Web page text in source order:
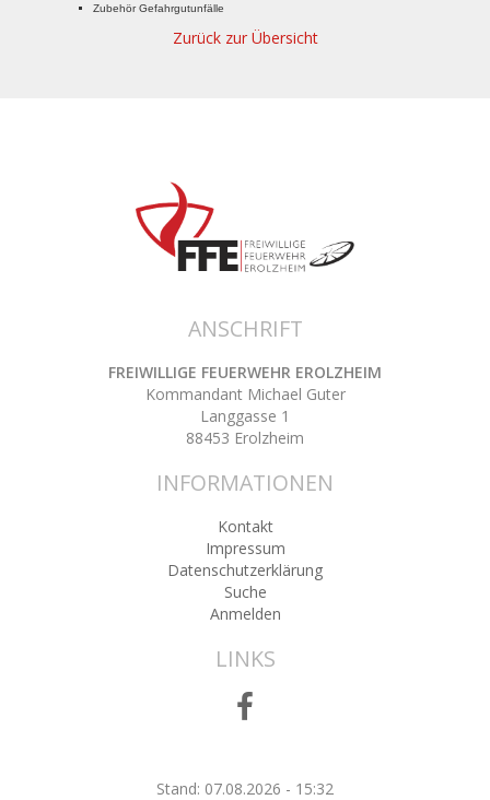
Zubehör Gefahrgutunfälle
Zurück zur Übersicht
ANSCHRIFT
FREIWILLIGE FEUERWEHR EROLZHEIM
Kommandant Michael Guter
Langgasse 1
88453 Erolzheim
INFORMATIONEN
Kontakt
Impressum
Datenschutzerklärung
Suche
Anmelden
LINKS
Stand: 07.08.2026 - 15:32